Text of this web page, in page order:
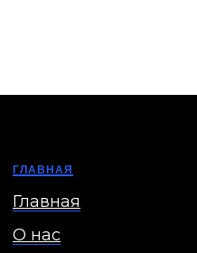
ГЛАВНАЯ
Главная
О нас